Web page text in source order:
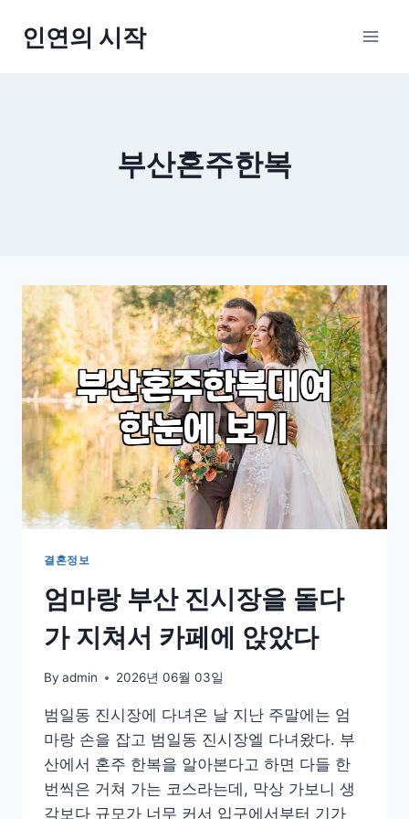
인연의 시작
부산혼주한복
결혼정보
엄마랑 부산 진시장을 돌다
가 지쳐서 카페에 앉았다
By admin 2026년 06월 03일
범일동 진시장에 다녀온 날 지난 주말에는 엄
마랑 손을 잡고 범일동 진시장엘 다녀왔다. 부
산에서 혼주 한복을 알아본다고 하면 다들 한
번씩은 거쳐 가는 코스라는데, 막상 가보니 생
각보다 규모가 너무 커서 입구에서부터 기가